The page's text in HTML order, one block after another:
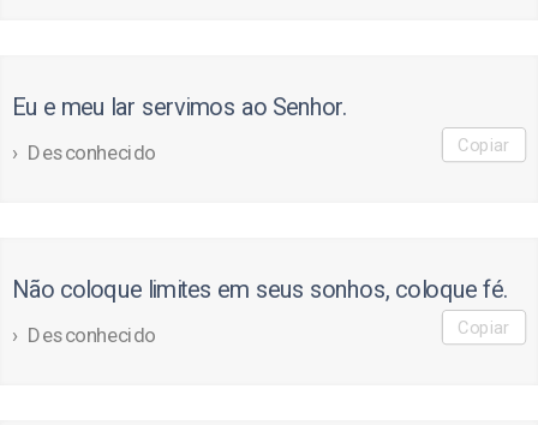
Eu e meu lar servimos ao Senhor.
Desconhecido Copiar
Não coloque limites em seus sonhos, coloque fé.
Desconhecido Copiar